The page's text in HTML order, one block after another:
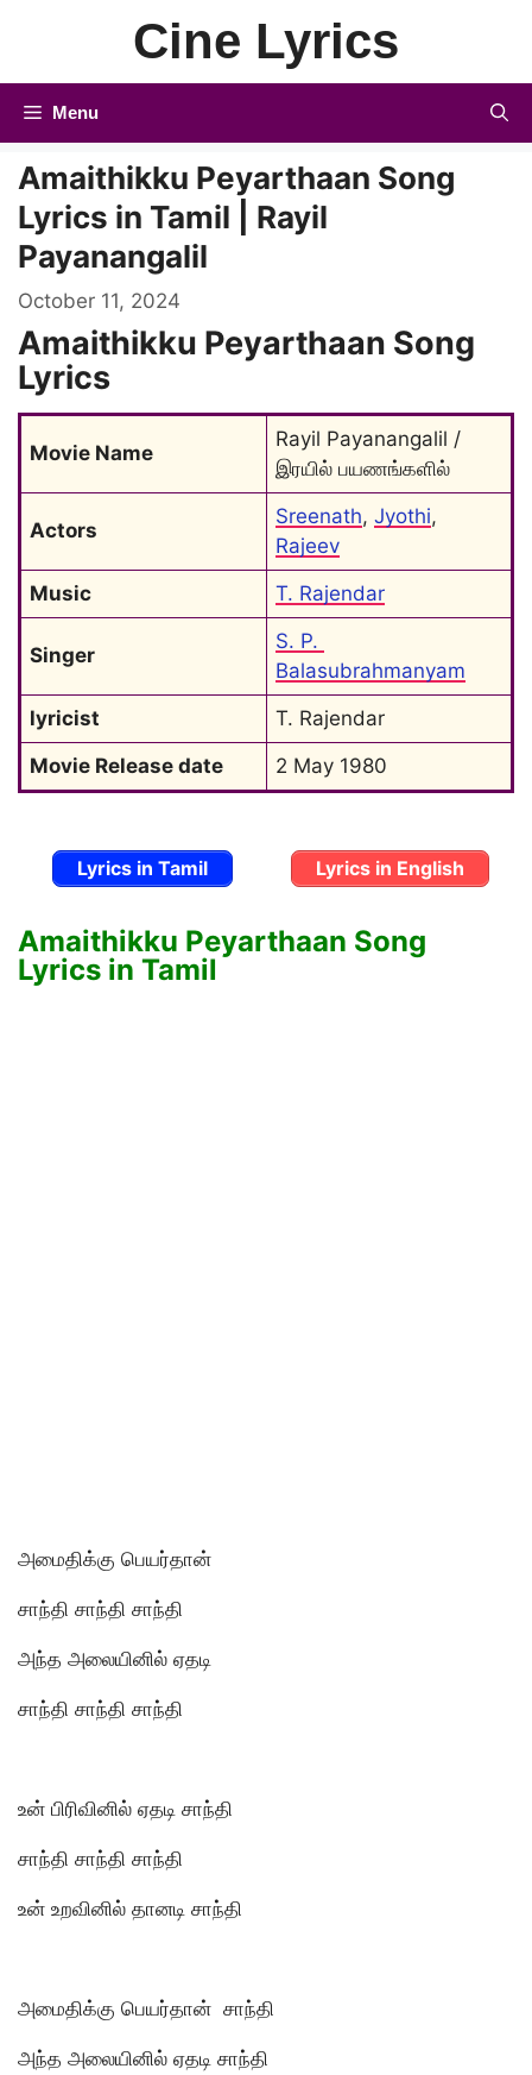
Cine Lyrics
Menu
Amaithikku Peyarthaan Song
Lyrics in Tamil | Rayil
Payanangalil
October 11, 2024
Amaithikku Peyarthaan Song
Lyrics
Movie Name
Rayil Payanangalil /
இரயில் பயணங்களில்
Actors
Sreenath, Jyothi
Rajeev
Music
T. Rajendar
Singer
S. P.
Balasubrahmanyam
lyricist
T. Rajendar
Movie Release date
2 May 1980
Lyrics in Tamil Lyrics in English
Amaithikku Peyarthaan Song
Lyrics in Tamil
அமைதிக்கு பெயர்தான்
சாந்தி சாந்தி சாந்தி
அந்த அலையினில் ஏதடி
சாந்தி சாந்தி சாந்தி
உன் பிரிவினில் ஏதடி சாந்தி
சாந்தி சாந்தி சாந்தி
உன் உறவினில் தானடி சாந்தி
அமைதிக்கு பெயர்தான் சாந்தி
அந்த அலையினில் ஏதடி சாந்தி